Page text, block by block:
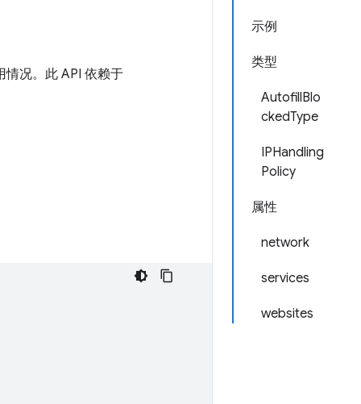
示例
类型
AutofillBlo
ckedType
IPHandling
Policy
属性
network
services
websites
况。此 API 依赖于